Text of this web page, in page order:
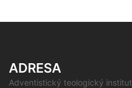
ADRESA
Adventistický teologický institut